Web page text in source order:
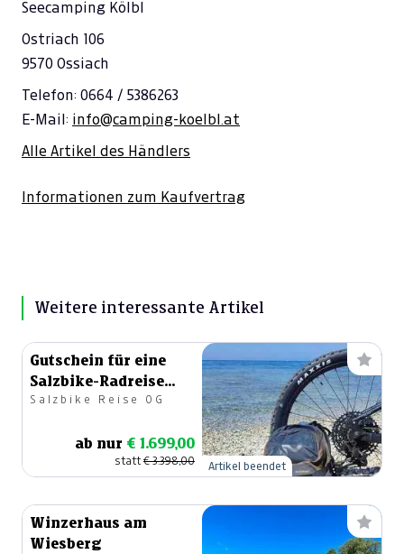
Seecamping Kölbl
Ostriach 106
9570 Ossiach
Telefon: 0664 / 5386263
E-Mail: info@camping-koelbl.at
Alle Artikel des Händlers
Informationen zum Kaufvertrag
Weitere interessante Artikel
Gutschein für eine
Salzbike-Radreise
Ihrer Wahl
Salzbike Reise OG
ab nur € 1.699,00
statt€ 3.398,00 Artikel beendet
Winzerhaus am
Wiesberg